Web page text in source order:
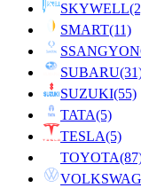
SKYWELL
SMART(11)
SUBARU
SUZUKI(55)
TATA(5)
TESLA(5)
TOYOTA